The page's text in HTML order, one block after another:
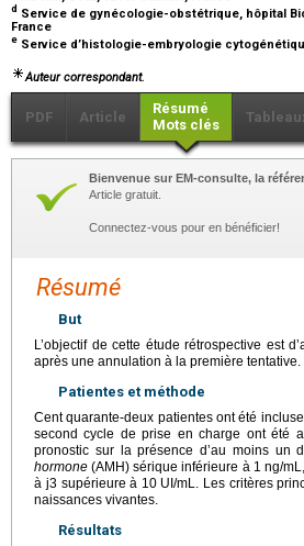
d Service de gynécologie-obstétrique, hôpital
France
e Service d’histologie-embryologie
Auteur correspondant.
PDF Article
Résumé
Mots clés
Bienvenue sur EM-consulte, la
Article gratuit.
Connectez-vous pour en bénéficier!
Résumé
But
L’objectif de cette étude rétrospective est
après une annulation à la première tentative.
Patientes et méthode
Cent quarante-deux patientes ont été
second cycle de prise en charge ont été
pronostic sur la présence d’au moins un
hormone (AMH) sérique inférieure à 1 ng/
à j3 supérieure à 10 UI/mL. Les critères
naissances vivantes.
Résultats